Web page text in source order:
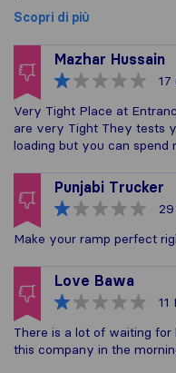
Scopri di più
Mazhar Hussain
17
Very Tight Place at
are very Tight They tests
loading but you can spend
Punjabi Trucker
Make your ramp perfect
Love Bawa
11
There is a lot of waiting
this company in the